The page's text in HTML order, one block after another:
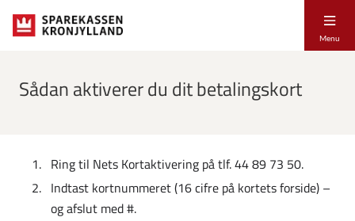
Menu
Sådan aktiverer du dit betalingskort
Ring til Nets Kortaktivering på tlf. 44 89 73 50.
Indtast kortnummeret (16 cifre på kortets forside) –
og afslut med #.